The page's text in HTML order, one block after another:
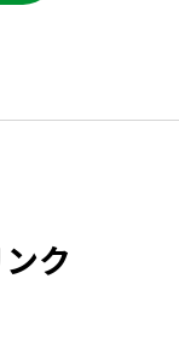
ク